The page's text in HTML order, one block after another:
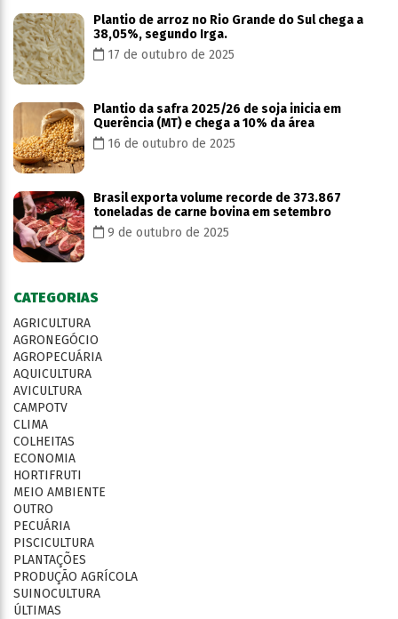
Plantio de arroz no Rio Grande do Sul chega a
38,05%, segundo Irga.
17 de outubro de 2025
Plantio da safra 2025/26 de soja inicia em
Querência (MT) e chega a 10% da área
16 de outubro de 2025
Brasil exporta volume recorde de 373.867
toneladas de carne bovina em setembro
9 de outubro de 2025
CATEGORIAS
AGRICULTURA
AGRONEGÓCIO
AGROPECUÁRIA
AQUICULTURA
AVICULTURA
CAMPOTV
CLIMA
COLHEITAS
ECONOMIA
HORTIFRUTI
MEIO AMBIENTE
OUTRO
PECUÁRIA
PISCICULTURA
PLANTAÇÕES
PRODUÇÃO AGRÍCOLA
SUINOCULTURA
ÚLTIMAS